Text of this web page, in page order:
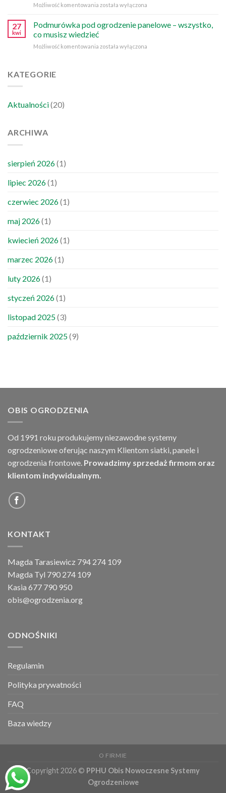
roku
kto
musi
zapłacić?
Możliwość komentowania Ukryte
budowy
ogrodzenia
o
została wyłączona
27
kwi
Podmurówka pod ogrodzenie panelowe – wszystko,
co musisz wiedzieć
Możliwość komentowania Podmurówka
została wyłączona
KATEGORIE
Aktualności(20)
ARCHIWA
sierpień 2026(1)
lipiec 2026(1)
czerwiec 2026(1)
maj 2026(1)
kwiecień 2026(1)
marzec 2026(1)
luty 2026(1)
styczeń 2026(1)
listopad 2025(3)
październik 2025(9)
OBIS OGRODZENIA
Od 1991 roku produkujemy niezawodne systemy
ogrodzeniowe oferując naszym Klientom siatki, panele i
ogrodzenia frontowe. Prowadzimy sprzedaż firmom oraz
klientom indywidualnym.
KONTAKT
Magda Tarasiewicz 794 274 109
Magda Tyl 790 274 109
Kasia 677 790 950
obis@ogrodzenia.org
ODNOŚNIKI
Regulamin
Polityka prywatności
FAQ
Baza wiedzy
O FIRMIE
Copyright 2026 © PPHU Obis Nowoczesne Systemy
Ogrodzeniowe